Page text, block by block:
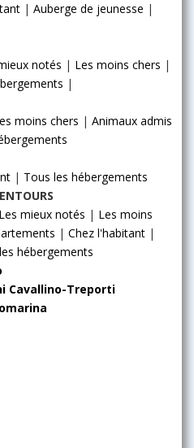
| Auberge de jeunesse |
notés | Les moins chers |
|
moins chers | Animaux admis
| Tous les hébergements
Les mieux notés | Les moins
| Chez l'habitant |
hébergements
Cavallino-Treporti